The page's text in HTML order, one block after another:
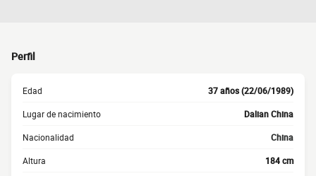
Perfil
Edad 37 años (22/06/1989)
Lugar de nacimiento Dalian China
Nacionalidad China
Altura 184 cm